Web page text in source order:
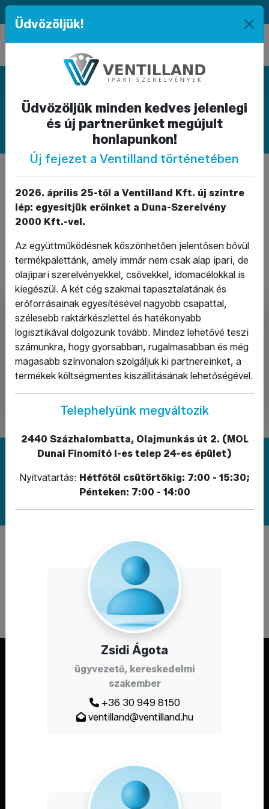
Termékkategóriák
FORGALMAZOTT TERMÉKKATEGÓRIÁNK
Back to parent
gallery
Méréstechnika és
tartozékok
Hőmérsékletmérés:bimetál hőmérők
Kapcsolat
A weboldal a Demján Sándor Program keretében és
támogatásával valósult meg.
készülnek.
Üdvözöljük!
Üdvözöljük minden kedves jelenlegi
és új partnerünket megújult
honlapunkon!
Új fejezet a Ventilland történetében
2026. április 25-től a Ventilland Kft. új szintre
lép: egyesítjük erőinket a Duna-Szerelvény
2000 Kft.-vel.
Az együttműködésnek köszönhetően jelentősen bővül
termékpalettánk, amely immár nem csak alap ipari, de
olajipari szerelvényekkel, csövekkel, idomacélokkal is
kiegészül. A két cég szakmai tapasztalatának és
erőforrásainak egyesítésével nagyobb csapattal,
szélesebb raktárkészlettel és hatékonyabb
logisztikával dolgozunk tovább. Mindez lehetővé teszi
számunkra, hogy gyorsabban, rugalmasabban és még
magasabb színvonalon szolgáljuk ki partnereinket, a
termékek költségmentes kiszállı́tásának lehetőségével.
Telephelyünk megváltozik
2440 Százhalombatta, Olajmunkás út 2. (MOL
Dunai Finomító I-es telep 24-es épület)
Nyitvatartás: Hétfőtől csütörtökig: 7:00 - 15:30;
Pénteken: 7:00 - 14:00
Zsidi Ágota
ügyvezető, kereskedelmi
szakember
+36 30 949 8150
ventilland@ventilland.hu